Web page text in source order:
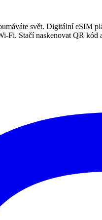
svět. Digitální eSIM
Fi. Stačí naskenovat QR